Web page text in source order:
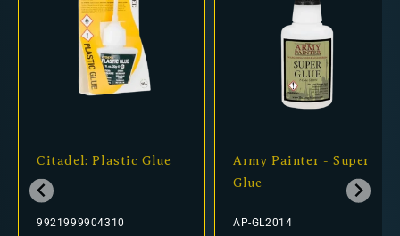
Citadel: Plastic Glue
9921999904310
Army Painter - Super
Glue
AP-GL2014